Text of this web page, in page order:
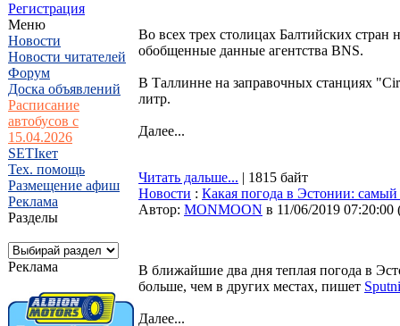
Регистрация
Меню
Новости
Новости читателей
Форум
Доска объявлений
Расписание
автобусов с
15.04.2026
SETIкет
Тех. помощь
Размещение афиш
Реклама
Разделы
Реклама
Во всех трех столицах Балтийских стран
обобщенные данные агентства BNS.
В Таллинне на заправочных станциях
литр.
Далее...
Читать дальше... | 1815 байт
Новости : Какая погода в Эстонии:
Автор: MONMOON в 11/06/2019 07:20:00
В ближайшие два дня теплая погода в
больше, чем в других местах, пишет
Далее...